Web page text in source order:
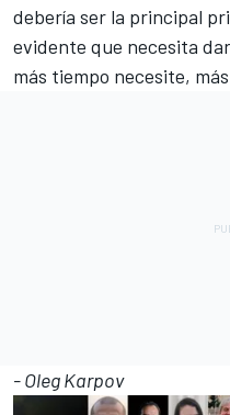
debería ser la principal
evidente que necesita
más tiempo necesite,
- Oleg Karpov